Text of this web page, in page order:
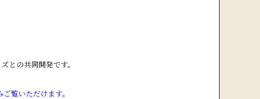
との共同開発です。
覧いただけます。